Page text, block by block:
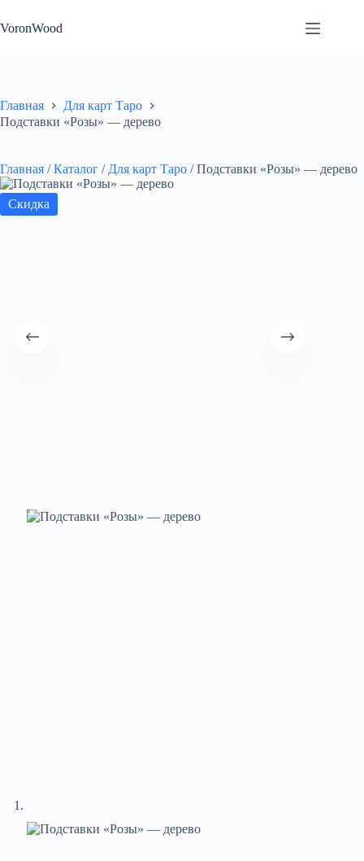
к
сути
VoronWood
Главная
Для карт Таро
Подставки «Розы» — дерево
Главная / Каталог / Для карт Таро / Подставки «Розы» — дерево
Скидка